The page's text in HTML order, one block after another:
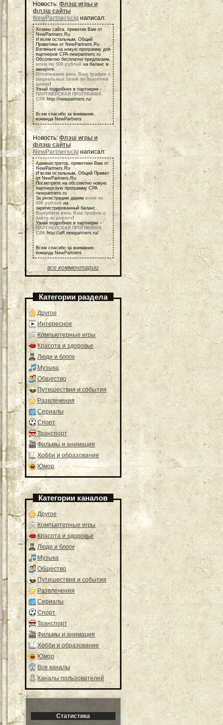
Новость:Флэш игры и
флэш сайты
NewPartnerscig написал:
Хозяин сайта, приветик Вам от
NewPartners.Ru
И всем остальным, Общий
Приветики от NewPartners.Ru
Взгляньте на новую программу для
партнеров СРА newpartners.ru
Обсолютно бесплатно предлагаем
всем по 500 рублей на баланс в
аккаунте.
Оплачиваем весь Ваш трафик с
социальных сетей по высоким
ценам!
Узнай подробнее в партнерке -
ПАРТНЕРСКАЯ ПРОГРАММА
СРА http://newpartners.ru/
Всем спасибо за внимание,
команда NewPartners
Новость: Флэш игры и
флэш сайты
NewPartnerscig написал:
Администратор, приветики Вам от
NewPartners.Ru
И всем остальным, Общий Привет
от NewPartners.Ru
Посмотрите на обсолютно новую
партнерскую программу СРА
newpartners.ru
За регистрацию дарим всем по
500 рублей на
зарегистрированный баланс.
Выкупаем весь Ваш трафик с
сайта за дорого!
Узнай подробнее в партнерке -
ПАРТНЕРСКАЯ ПРОГРАММА
СРА http://aff.newpartners.ru/
Всем спасибо за внимание,
команда NewPartners
все комментарии
Категории раздела
Другое
Интересное
Компьютерные игры
Красота и здоровье
Люди и блоги
Музыка
Общество
Путешествия и события
Развлечения
Сериалы
Спорт
Транспорт
Фильмы и анимация
Хобби и образование
Юмор
Категории каналов
Другое
Компьютерные игры
Красота и здоровье
Люди и блоги
Музыка
Общество
Путешествия и события
Развлечения
Сериалы
Спорт
Транспорт
Фильмы и анимация
Хобби и образование
Юмор
Все каналы
Каналы пользователей
Статистика